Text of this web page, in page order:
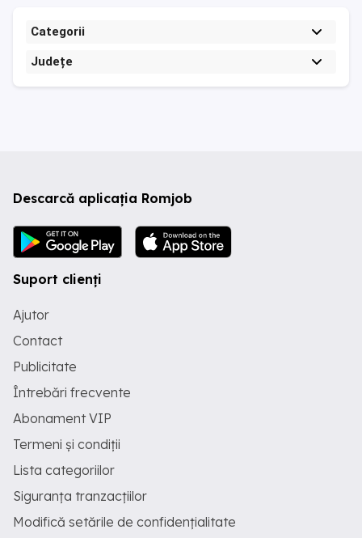
Categorii
Județe
Descarcă aplicația Romjob
Suport clienți
Ajutor
Contact
Publicitate
Întrebări frecvente
Abonament VIP
Termeni și condiții
Lista categoriilor
Siguranța tranzacțiilor
Modifică setările de confidențialitate